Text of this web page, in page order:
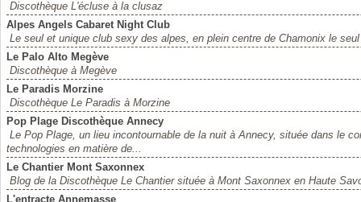
Discothèque L'écluse à la clusaz
Alpes Angels Cabaret Night Club
Le seul et unique club sexy des alpes, en plein centre de Chamonix le
Le Palo Alto Megève
Discothèque à Megève
Le Paradis Morzine
Discothèque Le Paradis à Morzine
Pop Plage Discothèque Annecy
Le Pop Plage, un lieu incontournable de la nuit à Annecy, située dans le
technologies en matière de...
Le Chantier Mont Saxonnex
Blog de la Discothèque Le Chantier située à Mont Saxonnex en Haute
L'entracte Annemasse